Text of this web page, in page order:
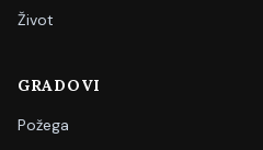
Život
GRADOVI
Požega